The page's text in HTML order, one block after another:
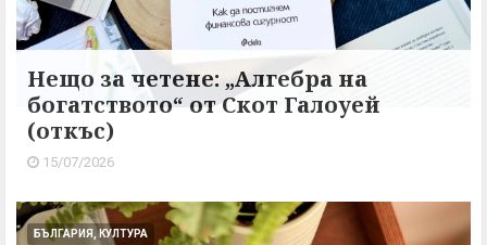
Нещо за четене: „Алгебра на
богатството“ от Скот Галоуей
(откъс)
15/07/2026
БЪЛГАРИЯ, КУЛТУРА